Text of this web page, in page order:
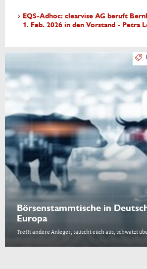
EQS-Adhoc: clearvise AG beruft
1. Feb. 2026 in den Vorstand - Petra
Börsenstammtische in
Europa
Trefft andere Anleger, tauscht euch aus, schwatzt